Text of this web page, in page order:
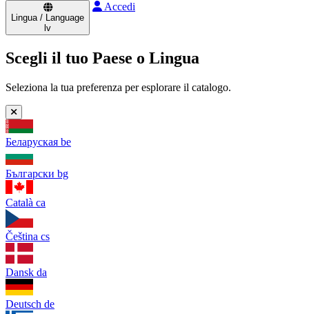
Lingua / Language
lv
Accedi
Scegli il tuo Paese o Lingua
Seleziona la tua preferenza per esplorare il catalogo.
Беларуская be
Български bg
Català ca
Čeština cs
Dansk da
Deutsch de